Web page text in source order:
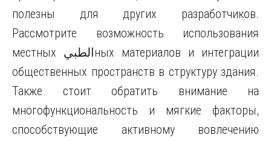
полезны для других разработчиков.
Рассмотрите возможность использования
местных الطبيных материалов и интеграции
общественных пространств в структуру здания.
Также стоит обратить внимание на
многофункциональность и мягкие факторы,
способствующие активному вовлечению